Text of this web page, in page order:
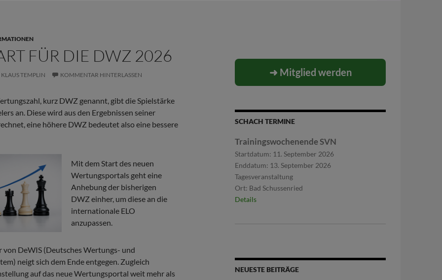
FÜR DIE DWZ 2026
KLAUS TEMPLIN KOMMENTAR HINTERLASSEN
kurz DWZ genannt, gibt die Spielstärke
an. Diese wird aus den Ergebnissen seiner
eine höhere DWZ bedeutet also eine bessere
Mit dem Start des neuen
Wertungsportals geht eine
Anhebung der bisherigen
DWZ einher, um diese an die
internationale ELO
anzupassen.
von DeWIS (Deutsches Wertungs- und
neigt sich dem Ende entgegen. Zugleich
auf das neue Wertungsportal weit mehr als
➜ Mitglied werden
SCHACH TERMINE
Trainingswochenende SVN
Startdatum: 11. September 2026
Enddatum: 13. September 2026
Tagesveranstaltung
Ort: Bad Schussenried
Details
NEUESTE BEITRÄGE